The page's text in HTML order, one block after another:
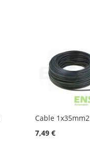
Cable 1x35mm2
7,49 €